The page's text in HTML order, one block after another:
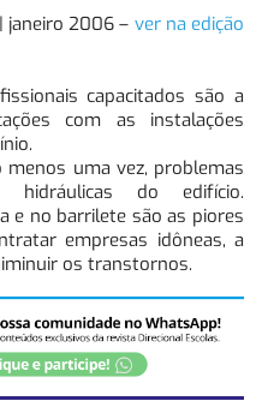
janeiro 2006 – ver na edição
capacitados são a
com as instalações
uma vez, problemas
hidráulicas do edifício.
e no barrilete são as piores
empresas idôneas, a
os transtornos.